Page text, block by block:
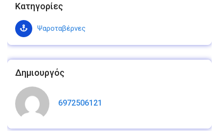
Κατηγορίες
Ψαροταβέρνες
Δημιουργός
6972506121